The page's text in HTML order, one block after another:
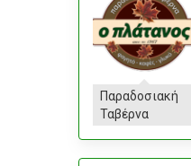
Παραδοσιακή
Ταβέρνα